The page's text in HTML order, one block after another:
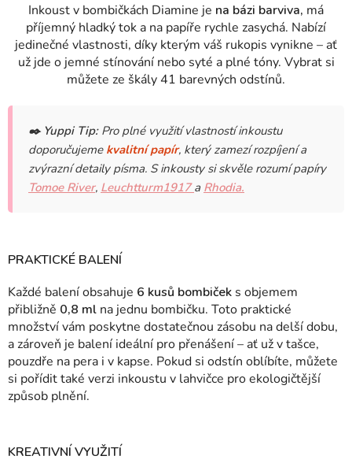
Inkoust v bombičkách Diamine je na bázi barviva, má
příjemný hladký tok a na papíře rychle zasychá. Nabízí
jedinečné vlastnosti, díky kterým váš rukopis vynikne – ať
už jde o jemné stínování nebo syté a plné tóny. Vybrat si
můžete ze škály 41 barevných odstínů.
✒️ Yuppi Tip:Pro plné využití vlastností inkoustu
doporučujeme kvalitní papír, který zamezí rozpíjení a
zvýrazní detaily písma. S inkousty si skvěle rozumí papíry
Tomoe River, Leuchtturm1917a Rhodia.
PRAKTICKÉ BALENÍ
Každé balení obsahuje 6 kusů bombiček s objemem
přibližně 0,8 ml na jednu bombičku. Toto praktické
množství vám poskytne dostatečnou zásobu na delší dobu,
a zároveň je balení ideální pro přenášení – ať už v tašce,
pouzdře na pera i v kapse. Pokud si odstín oblíbíte, můžete
si pořídit také verzi inkoustu v lahvičce pro ekologičtější
způsob plnění.
KREATIVNÍ VYUŽITÍ